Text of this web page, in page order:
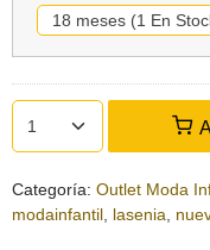
Categoría: Outlet Moda
modainfantil lasenia